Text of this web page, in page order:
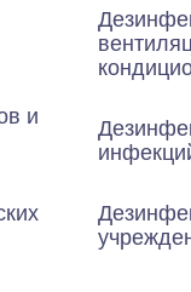
и